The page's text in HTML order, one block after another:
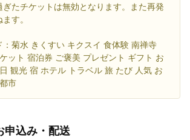
たチケットは無効となります。また再発
す。
：菊水 きくすい キクスイ 食体験 南禅寺
ット 宿泊券 ご褒美 プレゼント ギフト お
観光 宿 ホテル トラベル 旅 たび 人気 お
市
申込み・配送